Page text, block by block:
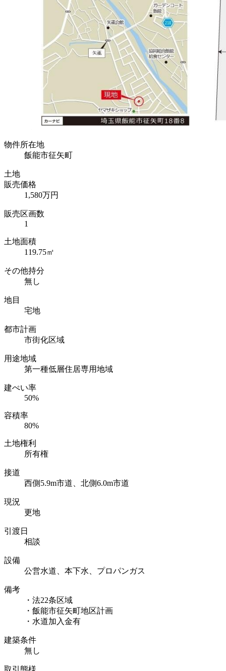
物件所在地
飯能市征矢町
土地
販売価格
1,580万円
販売区画数
1
土地面積
119.75㎡
その他持分
無し
地目
宅地
都市計画
市街化区域
用途地域
第一種低層住居専用地域
建ぺい率
50%
容積率
80%
土地権利
所有権
接道
西側5.9m市道、北側6.0m市道
現況
更地
引渡日
相談
設備
公営水道、本下水、プロパンガス
備考
・法22条区域
・飯能市征矢町地区計画
・水道加入金有
建築条件
無し
取引態様